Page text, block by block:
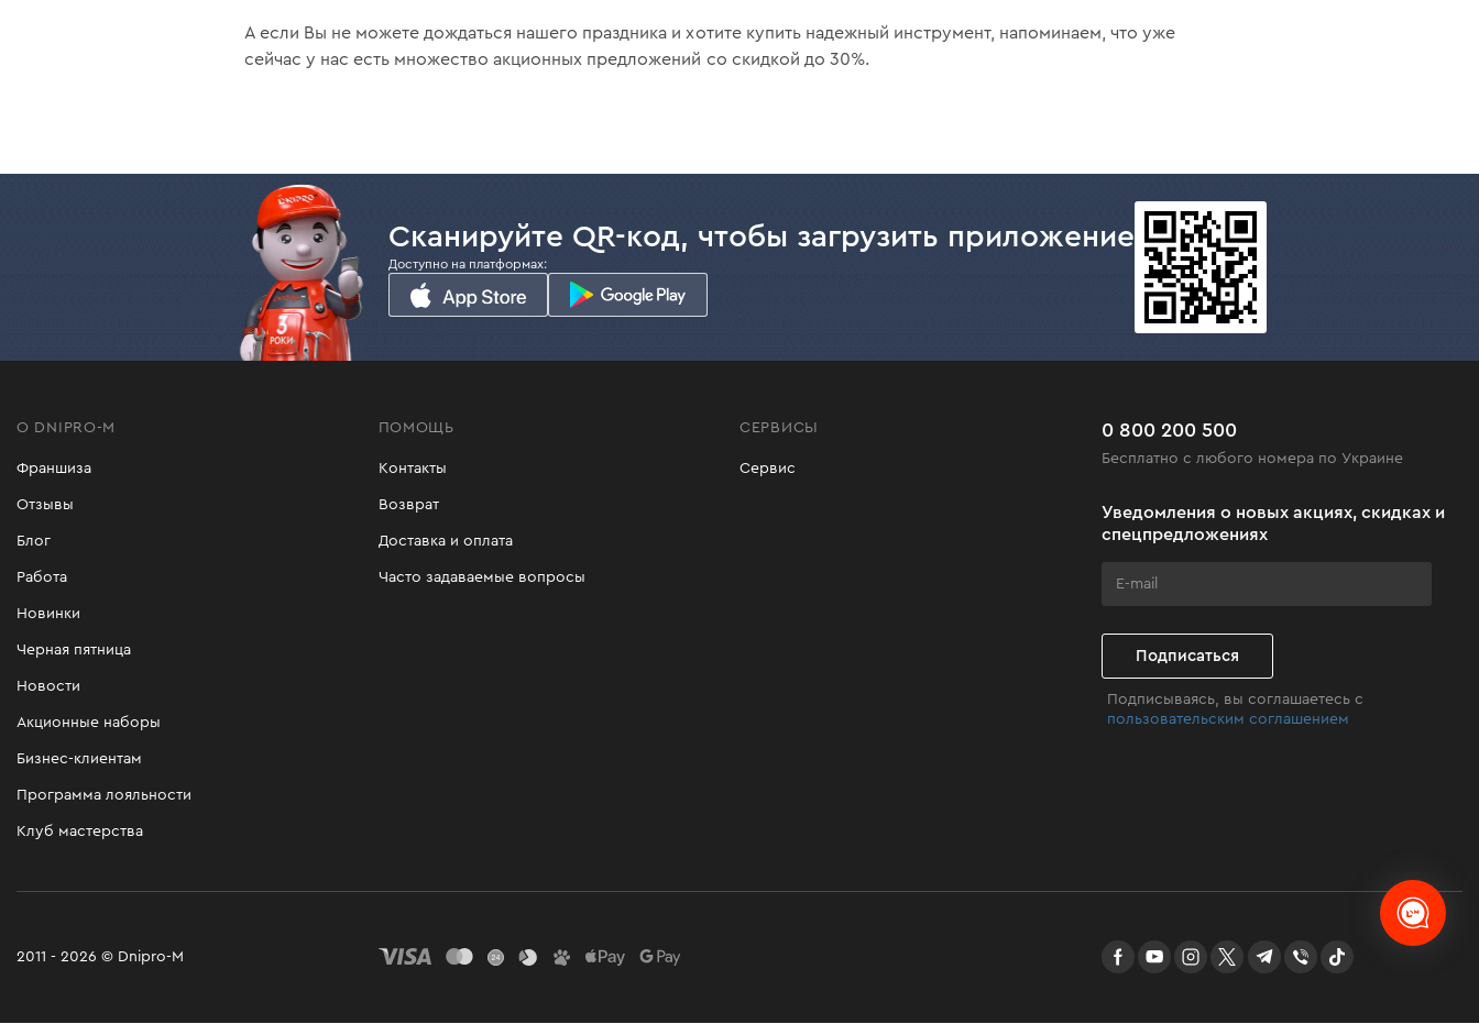
А если Вы не можете дождаться нашего праздника и хотите купить надежный инструмент, напоминаем, что уже
сейчас у нас есть множество акционных предложений со скидкой до 30%.
Сканируйте QR-код, чтобы загрузить приложение
Доступно на платформах:
О DNIPRO-M
Франшиза
Отзывы
Блог
Работа
Новинки
Черная пятница
Новости
Акционные наборы
Бизнес-клиентам
Программа лояльности
Клуб мастерства
ПОМОЩЬ
Контакты
Возврат
Доставка и оплата
Часто задаваемые вопросы
СЕРВИСЫ
Сервис
0 800 200 500
Бесплатно с любого номера по Украине
Уведомления о новых акциях, скидках и
спецпредложениях
Подписаться
Подписываясь, вы соглашаетесь с
пользовательским соглашением
2011 - 2026 © Dnipro-M facebookyoutubeinstagramtwittertelegram
Viber TikTok